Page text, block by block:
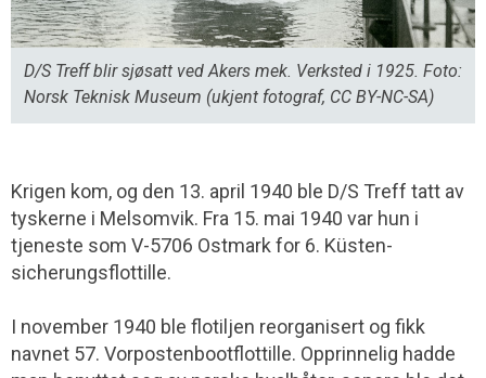
D/S Treff blir sjøsatt ved Akers mek. Verksted i 1925. Foto:
Norsk Teknisk Museum (ukjent fotograf, CC BY-NC-SA)
Krigen kom, og den 13. april 1940 ble D/S Treff tatt av
tyskerne i Melsomvik. Fra 15. mai 1940 var hun i
tjeneste som V-5706 Ostmark for 6. Küsten­
sicherungs­flottille.
I november 1940 ble flotiljen reorganisert og fikk
navnet 57. Vorposten­boot­flottille. Opprinnelig hadde